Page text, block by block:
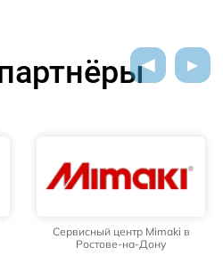
Сервисный центр Mimaki в
Ростове-на-Дону